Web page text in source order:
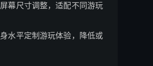
幕尺寸调整，适配不同游玩
水平定制游玩体验，降低或